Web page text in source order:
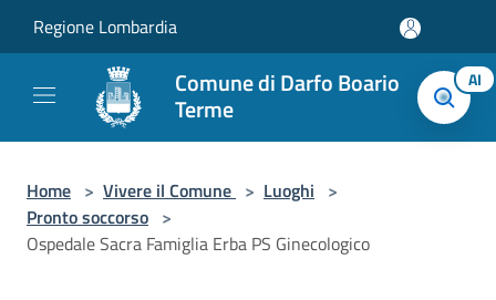
Regione Lombardia
Comune di Darfo Boario
Terme
AI
Home > Vivere il Comune > Luoghi >
Pronto soccorso >
Ospedale Sacra Famiglia Erba PS Ginecologico